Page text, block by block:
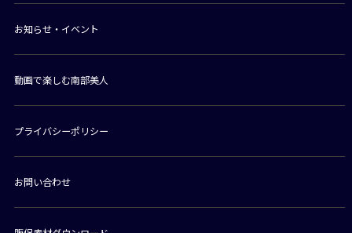
お知らせ・イベント
動画で楽しむ南部美人
プライバシーポリシー
お問い合わせ